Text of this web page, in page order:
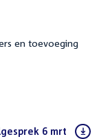
en toevoeging
6 mrt